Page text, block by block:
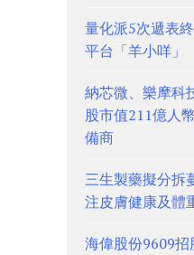
量化派5次遞表
平台「羊小咩
納芯微、樂摩
股市值211億人
備商
三生製藥擬分
注皮膚健康及體
海偉股份9609